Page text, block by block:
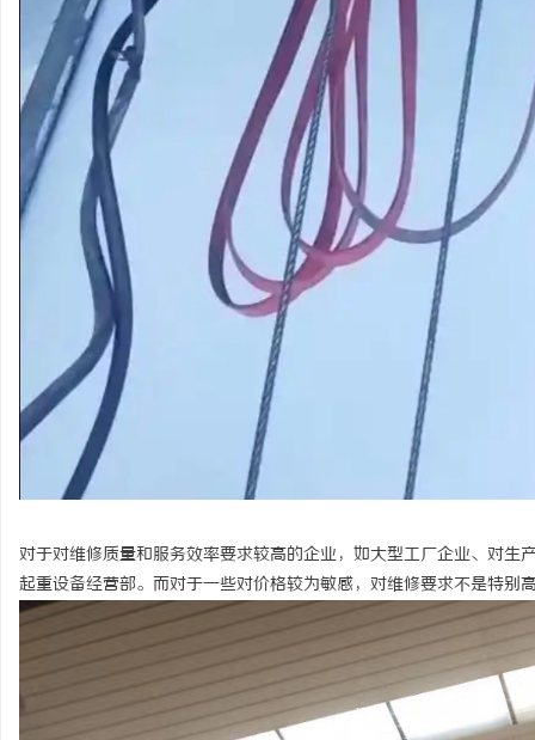
对于对维修质量和服务效率要求较高的企业，如大型工厂企业、对
起重设备经营部。而对于一些对价格较为敏感，对维修要求不是特